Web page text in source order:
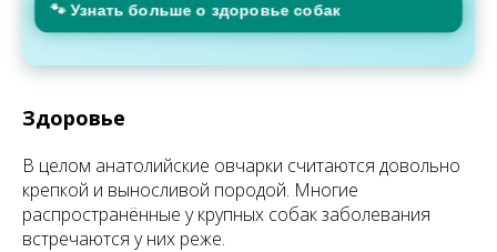
🐾 Узнать больше о здоровье собак
Здоровье
В целом анатолийские овчарки считаются довольно
крепкой и выносливой породой. Многие
распространённые у крупных собак заболевания
встречаются у них реже.